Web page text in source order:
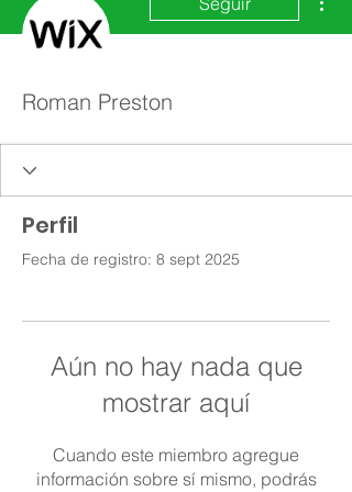
Roman Preston
Perfil
Fecha de registro: 8 sept 2025
Aún no hay nada que
mostrar aquí
Cuando este miembro agregue
información sobre sí mismo, podrás